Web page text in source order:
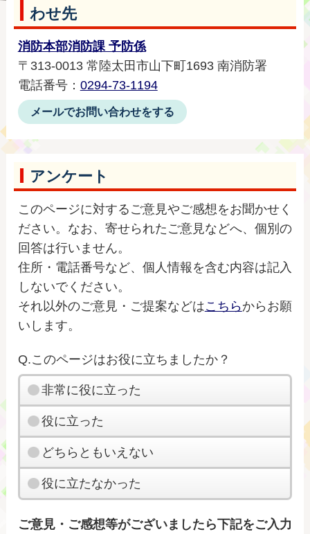
わせ先
消防本部消防課 予防係
〒313-0013 常陸太田市山下町1693 南消防署
電話番号： 0294-73-1194
メールでお問い合わせをする
アンケート
このページに対するご意見やご感想をお聞かせく
ださい。なお、寄せられたご意見などへ、個別の
回答は行いません。
住所・電話番号など、個人情報を含む内容は記入
しないでください。
それ以外のご意見・ご提案などはこちらからお願
いします。
Q.このページはお役に立ちましたか？
非常に役に立った
役に立った
どちらともいえない
役に立たなかった
ご意見・ご感想等がございましたら下記をご入力